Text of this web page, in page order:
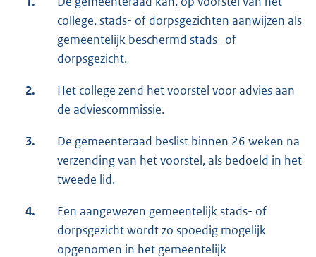
college, stads- of dorpsgezichten aanwijzen als
gemeentelijk beschermd stads- of
dorpsgezicht.
2.
Het college zend het voorstel voor advies aan
de adviescommissie.
3.
De gemeenteraad beslist binnen 26 weken na
verzending van het voorstel, als bedoeld in het
tweede lid.
4.
Een aangewezen gemeentelijk stads- of
dorpsgezicht wordt zo spoedig mogelijk
opgenomen in het gemeentelijk